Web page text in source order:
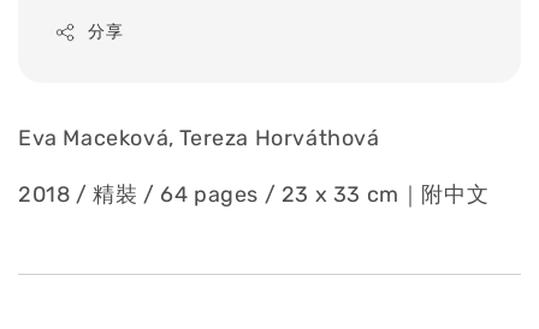
分享
Eva Maceková, Tereza Horváthová
2018 / 精裝 / 64 pages / 23 x 33 cm｜附中文